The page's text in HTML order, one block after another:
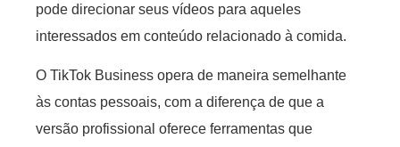
pode direcionar seus vídeos para aqueles
interessados em conteúdo relacionado à comida.
O TikTok Business opera de maneira semelhante
às contas pessoais, com a diferença de que a
versão profissional oferece ferramentas que